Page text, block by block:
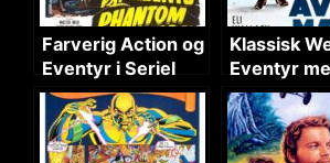
Farverig Action og
Eventyr i Seriel
Format
Klassisk
Eventyr
Action og